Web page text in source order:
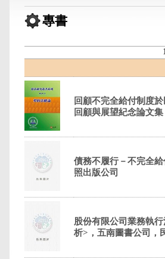
專書
回顧不完全給付制度
回顧與展望紀念論文
債務不履行－不完全
照出版公司
股份有限公司業務執
析>，五南圖書公司，